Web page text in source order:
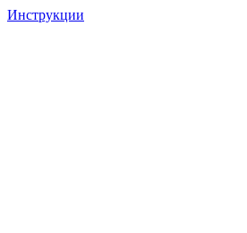
Инструкции